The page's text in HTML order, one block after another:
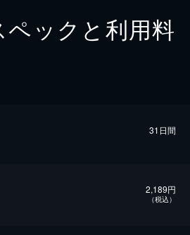
ックと利用料
31日間
2,189円
（税込）